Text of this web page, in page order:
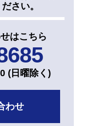
さい。
はこちら
(⽇曜除く)
わせ